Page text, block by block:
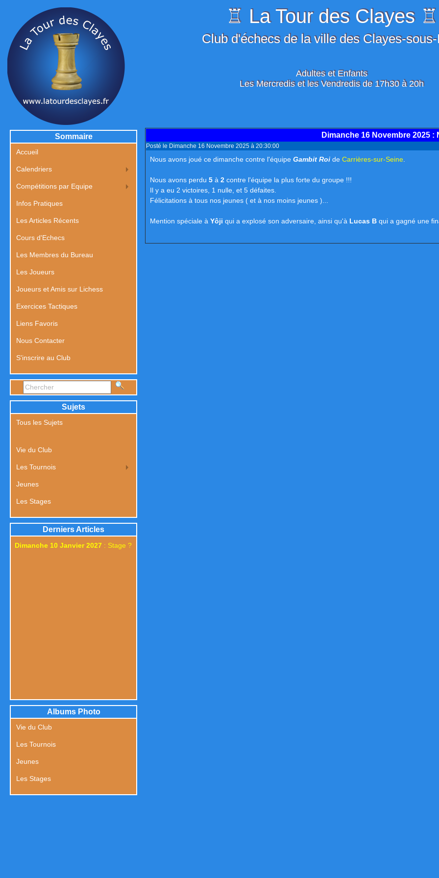
♖ La Tour des Clayes ♖
Club d'échecs de la ville des Clayes-
Adultes et Enfants
Les Mercredis et les Vendredis de 17h30 à 20h
Dimanche 16 Novembre 2025:
Posté le Dimanche 16 Novembre 2025 à 20:30:00
Nous avons joué ce dimanche contre l'équipe Gambit Roi de Carrières-sur-Seine
Nous avons perdu 5 à 2 contre l'équipe la plus forte du groupe !!!
Il y a eu 2 victoires, 1 nulle, et 5 défaites.
Félicitations à tous nos jeunes ( et à nos moins jeunes )...
Mention spéciale à Yôji qui a explosé son adversaire, ainsi qu'à Lucas B qui a gagné une
Sommaire
Accueil
Calendriers
Compétitions par Equipe
Infos Pratiques
Les Articles Récents
Cours d'Echecs
Les Membres du Bureau
Les Joueurs
Joueurs et Amis sur Lichess
Exercices Tactiques
Liens Favoris
Nous Contacter
S'inscrire au Club
Sujets
Tous les Sujets
Vie du Club
Les Tournois
Jeunes
Les Stages
Derniers Articles
Dimanche 10 Janvier 2027 : Stage ?
Albums Photo
Vie du Club
Les Tournois
Jeunes
Les Stages